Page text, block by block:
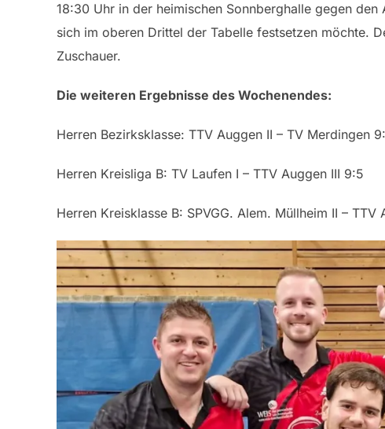
18:30 Uhr in der heimischen Sonnberghalle gegen
sich im oberen Drittel der Tabelle festsetzen möchte.
Zuschauer.
Die weiteren Ergebnisse des Wochenendes:
Herren Bezirksklasse: TTV Auggen II – TV Merdingen
Herren Kreisliga B: TV Laufen I – TTV Auggen III 9:5
Herren Kreisklasse B: SPVGG. Alem. Müllheim II – TTV